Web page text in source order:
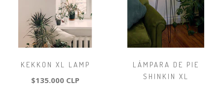
KEKKON XL LAMP
$135.000 CLP
LÁMPARA DE PIE
SHINKIN XL